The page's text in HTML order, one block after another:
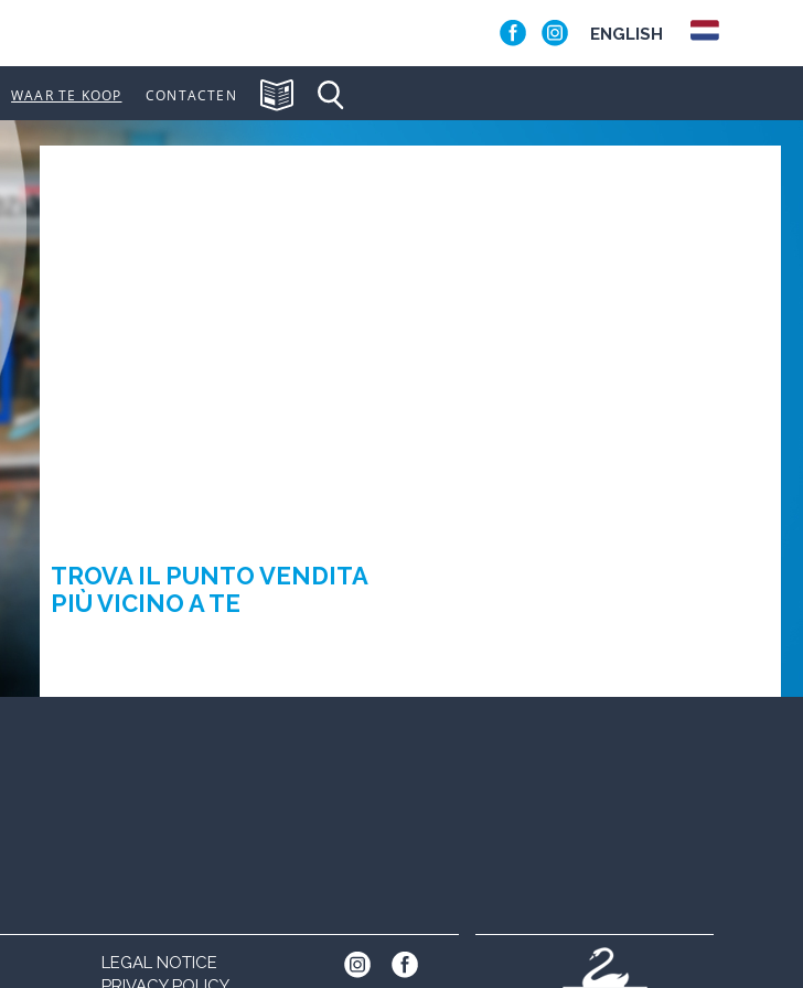
ENGLISH
WAAR TE KOOP CONTACTEN
TROVA IL PUNTO VENDITA
PIÙ VICINO A TE
LEGAL NOTICE